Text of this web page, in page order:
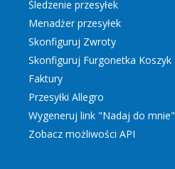
Śledzenie przesyłek
Menadżer przesyłek
Skonfiguruj Zwroty
Skonfiguruj Furgonetka Koszyk
Faktury
Przesyłki Allegro
Wygeneruj link "Nadaj do mnie"
Zobacz możliwości API